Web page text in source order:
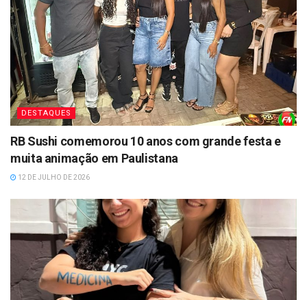
DESTAQUES
RB Sushi comemorou 10 anos com grande festa e
muita animação em Paulistana
12 DE JULHO DE 2026